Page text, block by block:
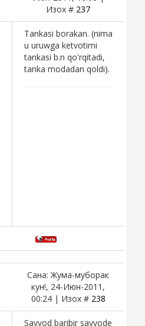
Изох # 237
Tankasi borakan. (nima
u uruwga ketvotimi
tankasi b.n qo'rqitadi,
tanka modadan qoldi).
Сана: Жума-муборак
кун!, 24-Июн-2011,
00:24 | Изох # 238
Sayyod baribir sayyode